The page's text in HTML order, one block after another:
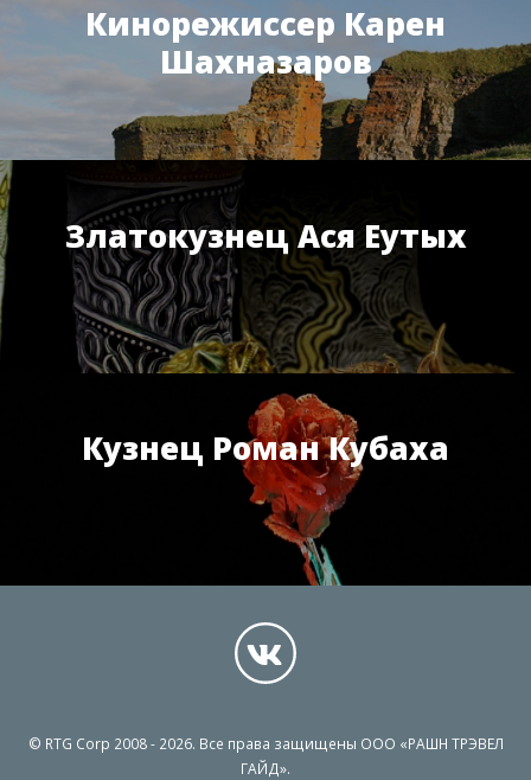
Кинорежиссер Карен
Шахназаров
Златокузнец Ася Еутых
Кузнец Роман Кубаха
© RTG Corp 2008 - 2026. Все права защищены ООО «РАШН ТРЭВЕЛ
ГАЙД».